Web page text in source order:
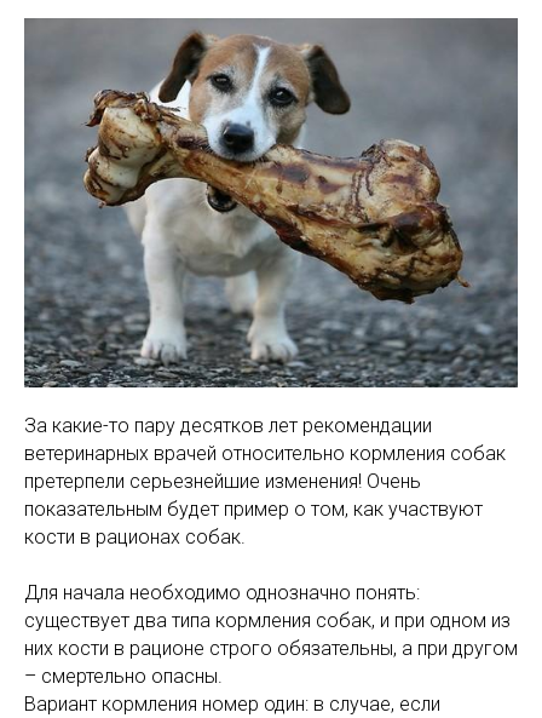
За какие-то пару десятков лет рекомендации
ветеринарных врачей относительно кормления собак
претерпели серьезнейшие изменения! Очень
показательным будет пример о том, как участвуют
кости в рационах собак.
Для начала необходимо однозначно понять:
существует два типа кормления собак, и при одном из
них кости в рационе строго обязательны, а при другом
– смертельно опасны.
Вариант кормления номер один: в случае, если